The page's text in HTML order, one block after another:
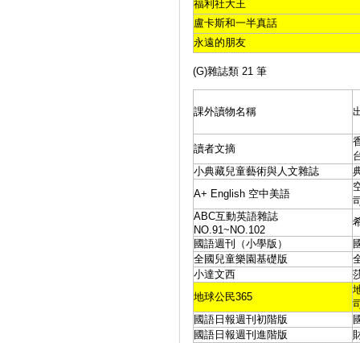
福利社大王
盧卡斯和一半真話
永遠的朋友
(G)雜誌類 21 筆
課外讀物名稱
讀者文摘
小典藏兒童藝術與人文雜誌
A+ English 空中美語
ABC互動英語雜誌
NO.91~NO.102
國語週刊（小學版）
全國兒童樂園基礎版
小達文西
地球公民365
國語日報週刊初階版
國語日報週刊進階版